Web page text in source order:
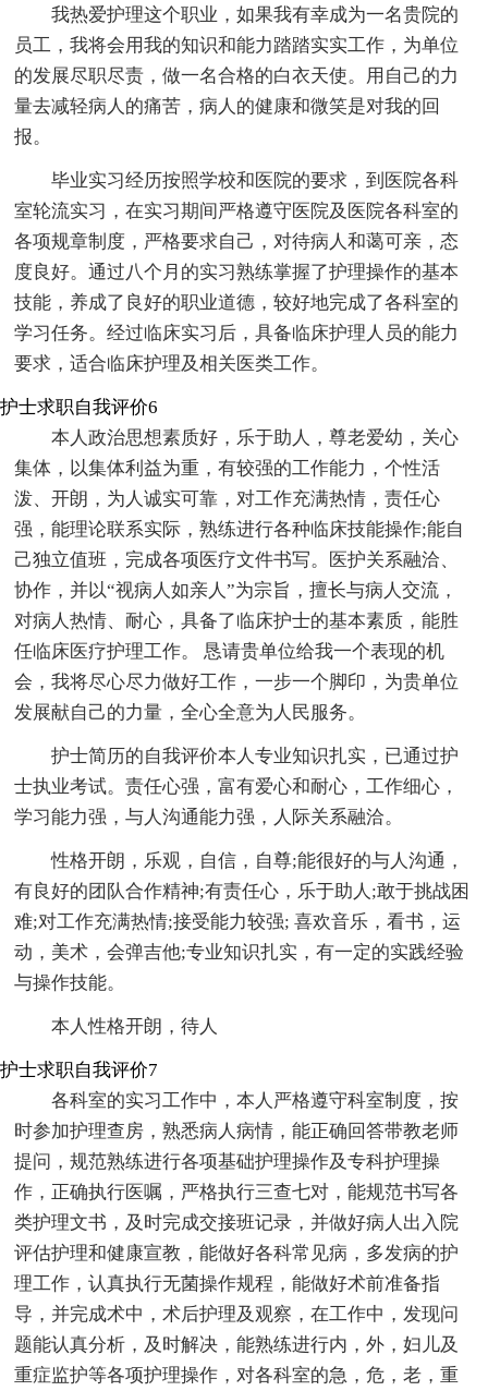
我热爱护理这个职业，如果我有幸成为一名贵院的
员工，我将会用我的知识和能力踏踏实实工作，为单位
的发展尽职尽责，做一名合格的白衣天使。用自己的力
量去减轻病人的痛苦，病人的健康和微笑是对我的回
报。
毕业实习经历按照学校和医院的要求，到医院各科
室轮流实习，在实习期间严格遵守医院及医院各科室的
各项规章制度，严格要求自己，对待病人和蔼可亲，态
度良好。通过八个月的实习熟练掌握了护理操作的基本
技能，养成了良好的职业道德，较好地完成了各科室的
学习任务。经过临床实习后，具备临床护理人员的能力
要求，适合临床护理及相关医类工作。
护士求职自我评价6
本人政治思想素质好，乐于助人，尊老爱幼，关心
集体，以集体利益为重，有较强的工作能力，个性活
泼、开朗，为人诚实可靠，对工作充满热情，责任心
强，能理论联系实际，熟练进行各种临床技能操作;能自
己独立值班，完成各项医疗文件书写。医护关系融洽、
协作，并以“视病人如亲人”为宗旨，擅长与病人交流，
对病人热情、耐心，具备了临床护士的基本素质，能胜
任临床医疗护理工作。 恳请贵单位给我一个表现的机
会，我将尽心尽力做好工作，一步一个脚印，为贵单位
发展献自己的力量，全心全意为人民服务。
护士简历的自我评价本人专业知识扎实，已通过护
士执业考试。责任心强，富有爱心和耐心，工作细心，
学习能力强，与人沟通能力强，人际关系融洽。
性格开朗，乐观，自信，自尊;能很好的与人沟通，
有良好的团队合作精神;有责任心，乐于助人;敢于挑战困
难;对工作充满热情;接受能力较强; 喜欢音乐，看书，运
动，美术，会弹吉他;专业知识扎实，有一定的实践经验
与操作技能。
本人性格开朗，待人
护士求职自我评价7
各科室的实习工作中，本人严格遵守科室制度，按
时参加护理查房，熟悉病人病情，能正确回答带教老师
提问，规范熟练进行各项基础护理操作及专科护理操
作，正确执行医嘱，严格执行三查七对，能规范书写各
类护理文书，及时完成交接班记录，并做好病人出入院
评估护理和健康宣教，能做好各科常见病，多发病的护
理工作，认真执行无菌操作规程，能做好术前准备指
导，并完成术中，术后护理及观察，在工作中，发现问
题能认真分析，及时解决，能熟练进行内，外，妇儿及
重症监护等各项护理操作，对各科室的急，危，老，重